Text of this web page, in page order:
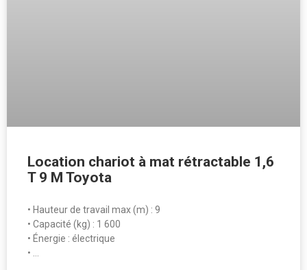
Location chariot à mat rétractable 1,6
T 9 M Toyota
• Hauteur de travail max (m) : 9
• Capacité (kg) : 1 600
• Énergie : électrique
• …